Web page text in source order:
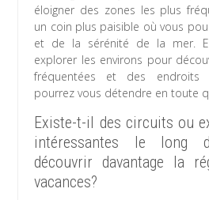
éloigner des zones les plus
un coin plus paisible où vous
et de la sérénité de la mer.
explorer les environs pour
fréquentées et des endroits
pourrez vous détendre en toute
Existe-t-il des circuits ou
intéressantes le long
découvrir davantage la
vacances?